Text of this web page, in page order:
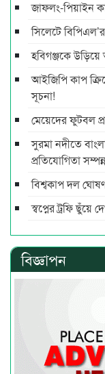
জাফলং-পিয়াইন
সিলেটে
হবিগঞ্জকে উড়িয়ে
আইজিপি কাপ
সূচনা!
মেয়েদের ফুটবল
সুরমা নদীতে
প্রতিযোগিতা
বিশ্বকাপ দল
স্বপ্নের ট্রফি ছুঁয়ে
বিজ্ঞাপন